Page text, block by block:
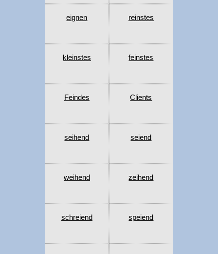
eignen reinstes
kleinstes feinstes
Feindes Clients
seihend seiend
weihend zeihend
schreiend speiend